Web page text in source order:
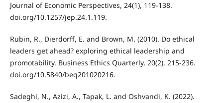
Journal of Economic Perspectives, 24(1), 119-138.
doi.org/10.1257/jep.24.1.119.
Rubin, R., Dierdorff, E. and Brown, M. (2010). Do ethical
leaders get ahead? exploring ethical leadership and
promotability. Business Ethics Quarterly, 20(2), 215-236.
doi.org/10.5840/beq201020216.
Sadeghi, N., Azizi, A., Tapak, L. and Oshvandi, K. (2022).